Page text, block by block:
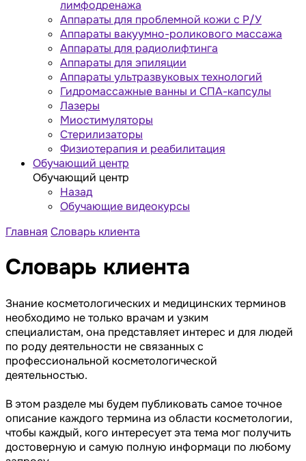
лимфодренажа
Аппараты для проблемной кожи с Р/У
Аппараты вакуумно-роликового массажа
Аппараты для радиолифтинга
Аппараты для эпиляции
Аппараты ультразвуковых технологий
Гидромассажные ванны и СПА-капсулы
Лазеры
Миостимуляторы
Стерилизаторы
Физиотерапия и реабилитация
Обучающий центр
Обучающий центр
Назад
Обучающие видеокурсы
Главная Словарь клиента
Словарь клиента
Знание косметологических и медицинских терминов
необходимо не только врачам и узким
специалистам, она представляет интерес и для людей
по роду деятельности не связанных с
профессиональной косметологической
деятельностью.
В этом разделе мы будем публиковать самое точное
описание каждого термина из области косметологии,
чтобы каждый, кого интересует эта тема мог получить
достоверную и самую полную информаци по любому